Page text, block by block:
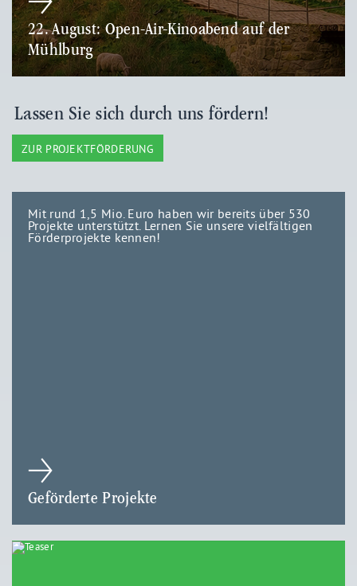
22. August: Open-Air-Kinoabend auf der
Mühlburg
Lassen Sie sich durch uns fördern!
ZUR PROJEKTFÖRDERUNG
Mit rund 1,5 Mio. Euro haben wir bereits über 530
Projekte unterstützt. Lernen Sie unsere vielfältigen
Förderprojekte kennen!
Geförderte Projekte